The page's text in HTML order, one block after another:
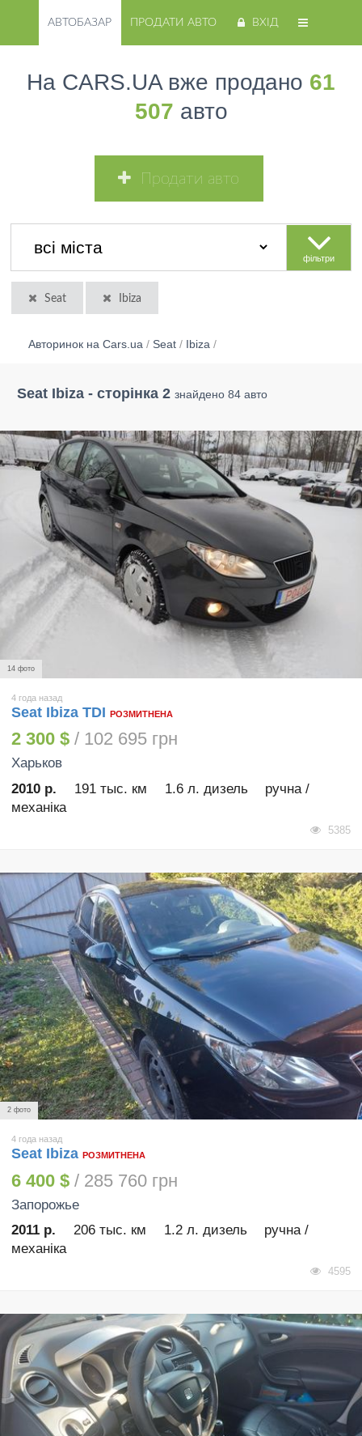
АВТОБАЗАР ПРОДАТИ АВТО ВХІД
На CARS.UA вже продано 61
507 авто
Продати авто
фільтри
Seat Ibiza
Авторинок на Cars.ua / Seat / Ibiza /
Seat Ibiza - сторінка 2 знайдено 84 авто
14 фото
4 года назад
Seat Ibiza TDI РОЗМИТНЕНА
2 300 $ / 102 695 грн
Харьков
2010 р.
191 тыс. км 1.6 л. дизель
ручна /
механіка
5385
2 фото
4 года назад
Seat Ibiza РОЗМИТНЕНА
6 400 $ / 285 760 грн
Запорожье
2011 р.
206 тыс. км 1.2 л. дизель
ручна /
механіка
4595